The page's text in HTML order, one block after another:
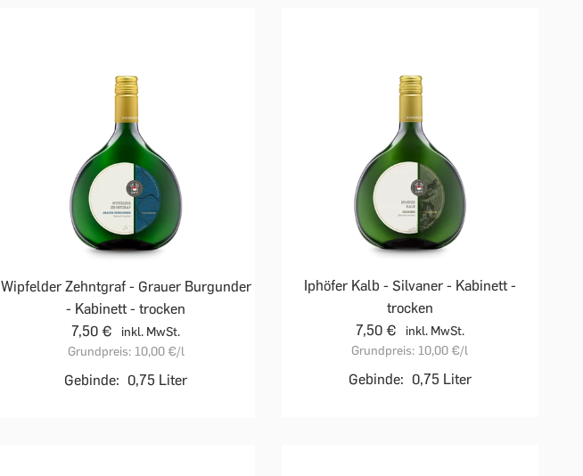
Wipfelder Zehntgraf - Grauer Burgunder
- Kabinett - trocken
7,50 €
inkl. MwSt.
Grundpreis: 10,00 €/l
Gebinde: 0,75 Liter
Iphöfer Kalb - Silvaner - Kabinett -
trocken
7,50 €
inkl. MwSt.
Grundpreis: 10,00 €/l
Gebinde: 0,75 Liter